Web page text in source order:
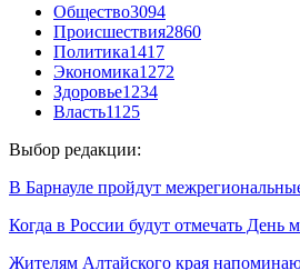
Общество3094
Происшествия2860
Политика1417
Экономика1272
Здоровье1234
Власть1125
Выбор редакции:
В Барнауле пройдут
Когда в России будут отмечать День
Жителям Алтайского края